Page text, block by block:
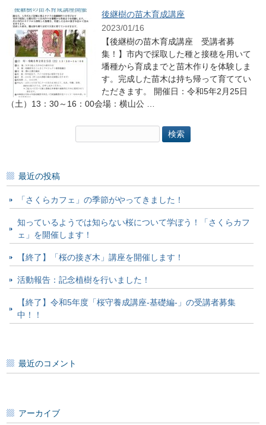
後継樹の苗木育成講座
2023/01/16
【後継樹の苗木育成講座 受講者募
集！】市内で採取した種と接穂を用いて
墦種から育成までと苗木作りを体験しま
す。完成した苗木は持ち帰って育ててい
ただきます。 開催日：令和5年2月25日
（土）13：30～16：00会場：横山公 …
索:
最近の投稿
「さくらカフェ」の季節がやってきました！
知っているようでは知らない桜について学ぼう！「さくらカフ
ェ」を開催します！
【終了】「桜の接ぎ木」講座を開催します！
活動報告：記念植樹を行いました！
【終了】令和5年度「桜守養成講座-基礎編-」の受講者募集
中！！
最近のコメント
アーカイブ